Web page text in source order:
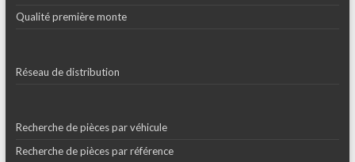
Qualité première monte
Réseau de distribution
Recherche de pièces par véhicule
Recherche de pièces par référence